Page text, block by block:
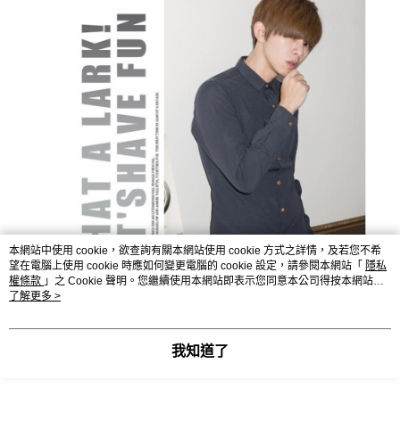
本網站中使用 cookie，欲查詢有關本網站使用 cookie 方式之詳情，及若您不希
望在電腦上使用 cookie 時應如何變更電腦的 cookie 設定，請參閱本網站「 隱私
權條款 」之 Cookie 聲明。您繼續使用本網站即表示您同意本公司得按本網站使
用條款之 Cookie 聲明使用 cookie。
了解更多 >
我知道了